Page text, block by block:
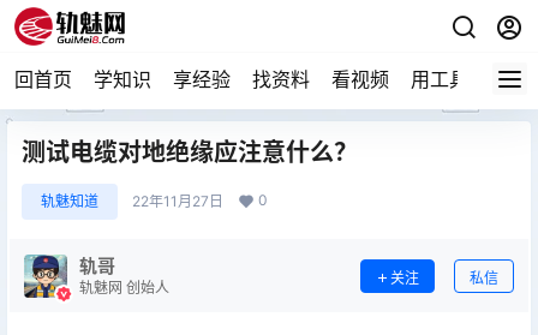
回首页 学知识 享经验 找资料 看视频 用工具 论技
测试电缆对地绝缘应注意什么？
轨魅知道 22年11月27日 0
轨哥
轨魅网 创始人
关注 私信